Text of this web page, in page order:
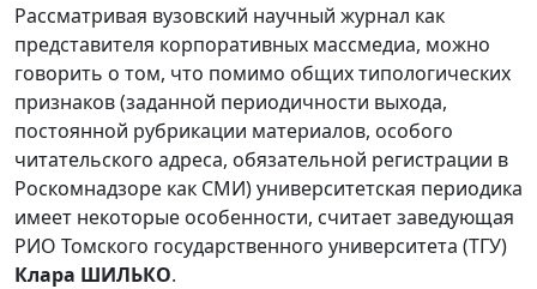
Рассматривая вузовский научный журнал как
представителя корпоративных массмедиа, можно
говорить о том, что помимо общих типологических
признаков (заданной периодичности выхода,
постоянной рубрикации материалов, особого
читательского адреса, обязательной регистрации в
Роскомнадзоре как СМИ) университетская периодика
имеет некоторые особенности, считает заведующая
РИО Томского государственного университета (ТГУ)
Клара ШИЛЬКО.